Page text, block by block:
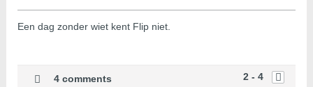
Een dag zonder wiet kent Flip niet.
2 - 4
4 comments